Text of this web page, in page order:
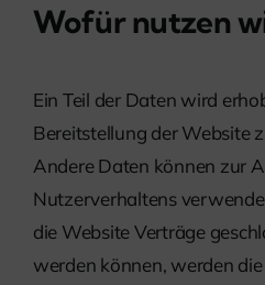
Wofür nutzen
Ein Teil der Daten wird
Bereitstellung der Website
Andere Daten können zur
Nutzerverhaltens
die Website Verträge
werden können, werden